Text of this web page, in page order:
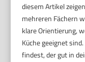
diesem Artikel
mehreren Fächern
klare Orientierung,
Küche geeignet
findest, der gut in